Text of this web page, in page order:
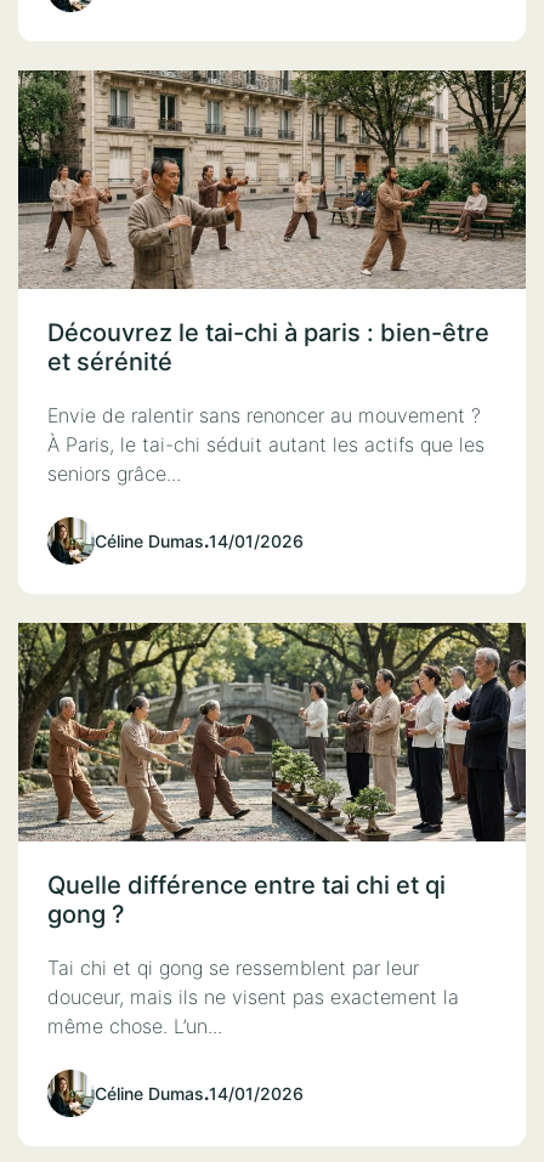
Découvrez le tai-chi à paris : bien-être
et sérénité
Envie de ralentir sans renoncer au mouvement ?
À Paris, le tai-chi séduit autant les actifs que les
seniors grâce...
Céline Dumas.14/01/2026
Quelle différence entre tai chi et qi
gong ?
Tai chi et qi gong se ressemblent par leur
douceur, mais ils ne visent pas exactement la
même chose. L’un...
Céline Dumas.14/01/2026